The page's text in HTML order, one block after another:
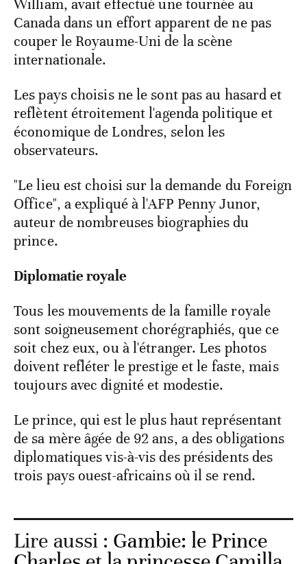
William, avait effectué une tournée au
Canada dans un effort apparent de ne pas
couper le Royaume-Uni de la scène
internationale.
Les pays choisis ne le sont pas au hasard et
reflètent étroitement l'agenda politique et
économique de Londres, selon les
observateurs.
"Le lieu est choisi sur la demande du Foreign
Office", a expliqué à l'AFP Penny Junor,
auteur de nombreuses biographies du
prince.
Diplomatie royale
Tous les mouvements de la famille royale
sont soigneusement chorégraphiés, que ce
soit chez eux, ou à l'étranger. Les photos
doivent refléter le prestige et le faste, mais
toujours avec dignité et modestie.
Le prince, qui est le plus haut représentant
de sa mère âgée de 92 ans, a des obligations
diplomatiques vis-à-vis des présidents des
trois pays ouest-africains où il se rend.
Lire aussi : Gambie: le Prince